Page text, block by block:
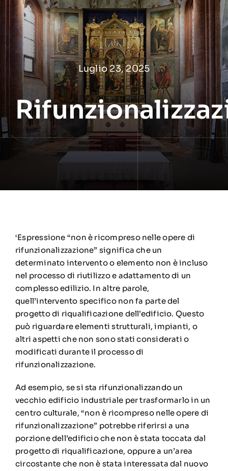
Salta
contenuto
Luglio 23, 2025
‘Espressione “non è ricompreso nelle opere di
rifunzionalizzazione” significa che un
determinato intervento o elemento non è incluso
nel processo di riutilizzo e adattamento di un
complesso edilizio. In altre parole,
quell’intervento specifico non fa parte del
progetto di riqualificazione dell’edificio. Questo
può riguardare elementi strutturali, impianti, o
altri aspetti che non sono stati considerati o
modificati durante il processo di
rifunzionalizzazione.
Ad esempio, se si sta rifunzionalizzando un
vecchio edificio industriale per trasformarlo in un
centro culturale, “non è ricompreso nelle opere di
rifunzionalizzazione” potrebbe riferirsi a una
porzione dell’edificio che non è stata toccata dal
progetto di riqualificazione, oppure a un’area
circostante che non è stata interessata dal nuovo